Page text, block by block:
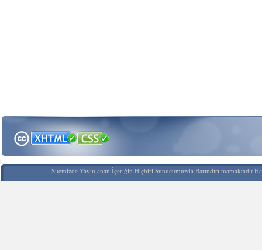
Sitemizde Yayınlanan İçeriğin Hiçbiri Sunucumuzda